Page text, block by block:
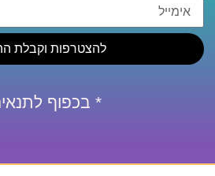
להצטרפות וקבלת
* בכפוף